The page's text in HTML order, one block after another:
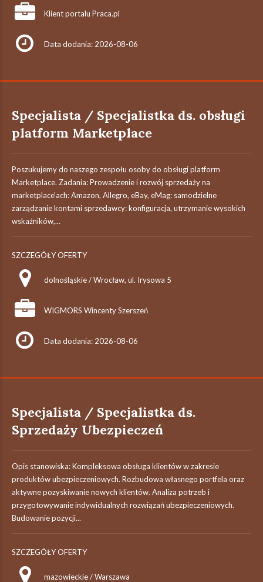
Klient portalu Praca.pl
Data dodania: 2026-08-06
Specjalista / Specjalistka ds. obsługi
platform Marketplace
Poszukujemy do naszego zespołu osoby do obsługi platform
Marketplace. Zadania: Prowadzenie i rozwój sprzedaży na
marketplace’ach: Amazon, Allegro, eBay, eMag: samodzielne
zarządzanie kontami sprzedawcy: konfiguracja, utrzymanie wysokich
wskaźników,...
SZCZEGÓŁY OFERTY
dolnośląskie / Wrocław, ul. Irysowa 5
WIGMORS Wincenty Szerszeń
Data dodania: 2026-08-06
Specjalista / Specjalistka ds.
Sprzedaży Ubezpieczeń
Opis stanowiska: Kompleksowa obsługa klientów w zakresie
produktów ubezpieczeniowych. Rozbudowa własnego portfela oraz
aktywne pozyskiwanie nowych klientów. Analiza potrzeb i
przygotowywanie indywidualnych rozwiązań ubezpieczeniowych.
Budowanie pozycji...
SZCZEGÓŁY OFERTY
mazowieckie / Warszawa